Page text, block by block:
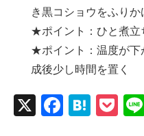
き黒コショウをふりか
★ポイント：ひと煮立
★ポイント：温度が下
成後少し時間を置く
X
F
H
P